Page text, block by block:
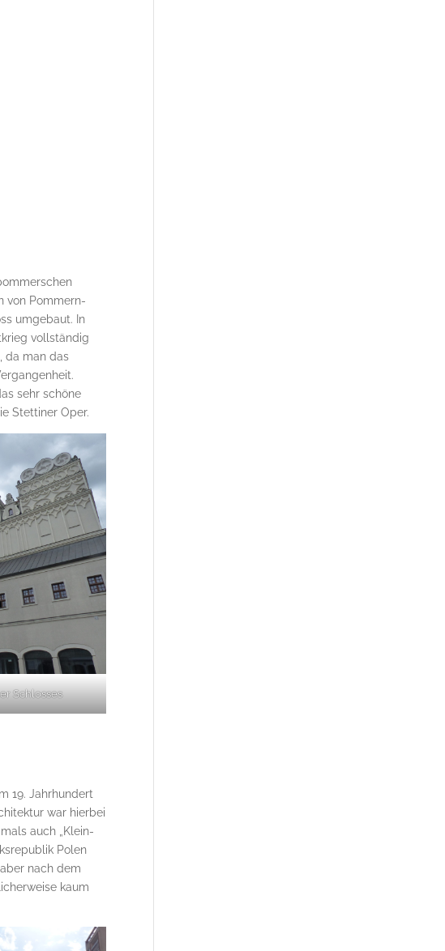
von Pommern-
umgebaut. In
vollständig
da man das
sehr schöne
Stettiner Oper.
Schlosses
19. Jahrhundert
war hierbei
auch „Klein-
Polen
nach dem
kaum